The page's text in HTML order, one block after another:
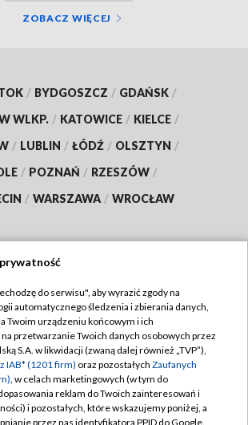
ZOBACZ WIĘCEJ
/ BYDGOSZCZ / GDAŃSK /
WLKP. / KATOWICE / KIELCE /
/ LUBLIN / ŁÓDŹ / OLSZTYN /
/ POZNAŃ / RZESZÓW /
/ WARSZAWA / WROCŁAW
TVP
TVP
Cyfrowa
Regulamin TVP
Polityka prywatności
Moje zgody
Pomoc
do serwisu", aby wyrazić zgody na
automatycznego śledzenia i zbierania danych,
Twoim urządzeniu końcowym i ich
przetwarzanie Twoich danych osobowych przez
S.A. w likwidacji (zwaną dalej również „TVP”),
IAB* (1201 firm) oraz pozostałych Zaufanych
, w celach marketingowych (w tym do
reklam do Twoich zainteresowań i
i pozostałych, które wskazujemy poniżej, a
przez nas identyfikatora PPID do Google.